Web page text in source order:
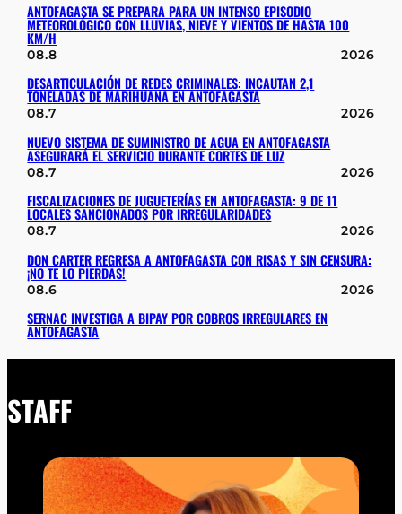
ANTOFAGASTA SE PREPARA PARA UN INTENSO EPISODIO
METEOROLÓGICO CON LLUVIAS, NIEVE Y VIENTOS DE HASTA 100
KM/H
08.8 2026
DESARTICULACIÓN DE REDES CRIMINALES: INCAUTAN 2,1
TONELADAS DE MARIHUANA EN ANTOFAGASTA
08.7 2026
NUEVO SISTEMA DE SUMINISTRO DE AGUA EN ANTOFAGASTA
ASEGURARÁ EL SERVICIO DURANTE CORTES DE LUZ
08.7 2026
FISCALIZACIONES DE JUGUETERÍAS EN ANTOFAGASTA: 9 DE 11
LOCALES SANCIONADOS POR IRREGULARIDADES
08.7 2026
DON CARTER REGRESA A ANTOFAGASTA CON RISAS Y SIN CENSURA:
¡NO TE LO PIERDAS!
08.6 2026
SERNAC INVESTIGA A BIPAY POR COBROS IRREGULARES EN
ANTOFAGASTA
STAFF